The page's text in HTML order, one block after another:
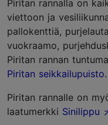
Piritan rannalla on
viettoon ja
pallokenttiä,
vuokraamo,
Piritan rannan
Piritan seikkailupuisto.
Piritan rannalle on
laatumerkki Sinilippu